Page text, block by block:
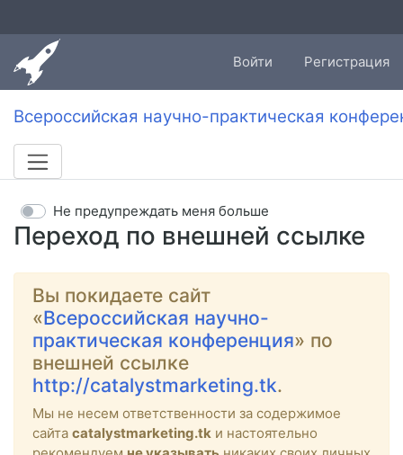
Войти Регистрация
Всероссийская научно-практическая
Переход по внешней ссылке
Не предупреждать меня больше
Вы покидаете сайт
«Всероссийская научно-
практическая конференция» по
внешней ссылке
http://catalystmarketing.tk.
Мы не несем ответственности за содержимое
сайта catalystmarketing.tk и настоятельно